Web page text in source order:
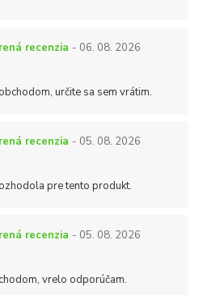
recenzia - 06. 08. 2026
určite sa sem vrátim.
recenzia - 05. 08. 2026
pre tento produkt.
recenzia - 05. 08. 2026
vrelo odporúčam.